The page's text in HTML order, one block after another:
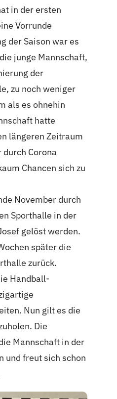
in der ersten
Vorrunde
der Saison war es
junge Mannschaft,
der
zu noch weniger
als es ohnehin
hatte
längeren Zeitraum
Corona
Chancen sich zu
November durch
Sporthalle in der
gelöst werden.
später die
zurück.
Handball-
Nun gilt es die
Die
Mannschaft in der
und freut sich schon